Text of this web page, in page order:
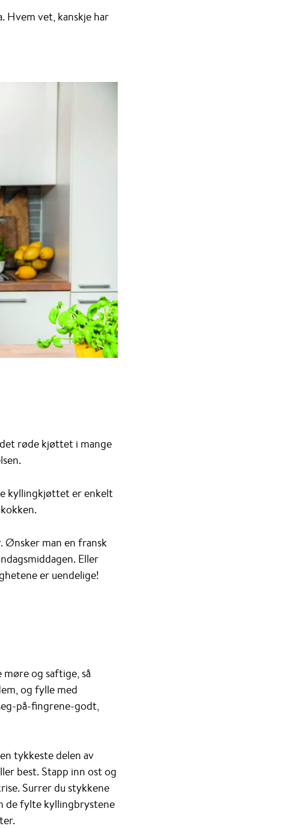
Hvem vet, kanskje har
røde kjøttet i mange
kyllingkjøttet er enkelt
Ønsker man en fransk
Eller
er uendelige!
og saftige, så
og fylle med
på-fingrene-godt,
tykkeste delen av
best. Stapp inn ost og
Surrer du stykkene
de fylte kyllingbrystene